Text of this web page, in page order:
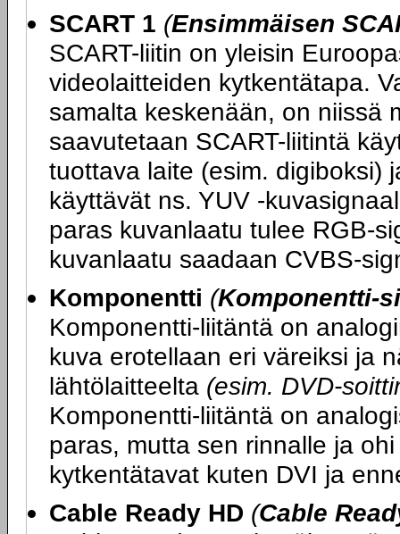
SCART 1 (Ensimmäisen
SCART-liitin on yleisin
videolaitteiden kytkentätapa.
samalta keskenään, on niissä
saavutetaan SCART-liitintä
tuottava laite (esim. digiboksi)
käyttävät ns. YUV -
paras kuvanlaatu tulee RGB-
kuvanlaatu saadaan CVBS-
Komponentti (Komponentti-
Komponentti-liitäntä on
kuva erotellaan eri väreiksi ja
lähtölaitteelta (esim. DVD-
Komponentti-liitäntä on
paras, mutta sen rinnalle ja
kytkentätavat kuten DVI ja
Cable Ready HD (Cable